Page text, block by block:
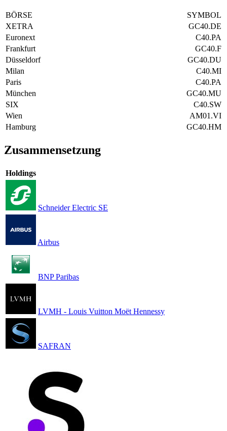
BÖRSE
SYMBOL
XETRA
GC40.DE
Euronext
C40.PA
Frankfurt
GC40.F
Düsseldorf
GC40.DU
Milan
C40.MI
Paris
C40.PA
München
GC40.MU
SIX
C40.SW
Wien
AM01.VI
Hamburg
GC40.HM
Zusammensetzung
Holdings
Schneider Electric SE
Airbus
BNP Paribas
LVMH - Louis Vuitton Moët Hennessy
SAFRAN